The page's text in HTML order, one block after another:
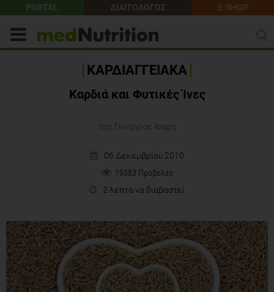
PORTAL ΔΙΑΙΤΟΛΟΓΟΣ E-SHOP
ΚΑΡΔΙΑΓΓΕΙΑΚΑ
Καρδιά και Φυτικές Ίνες
της Γεωργίας Ίσαρη
06 Δεκεμβρίου 2010
19383 Προβολές
2 λεπτά να διαβαστεί